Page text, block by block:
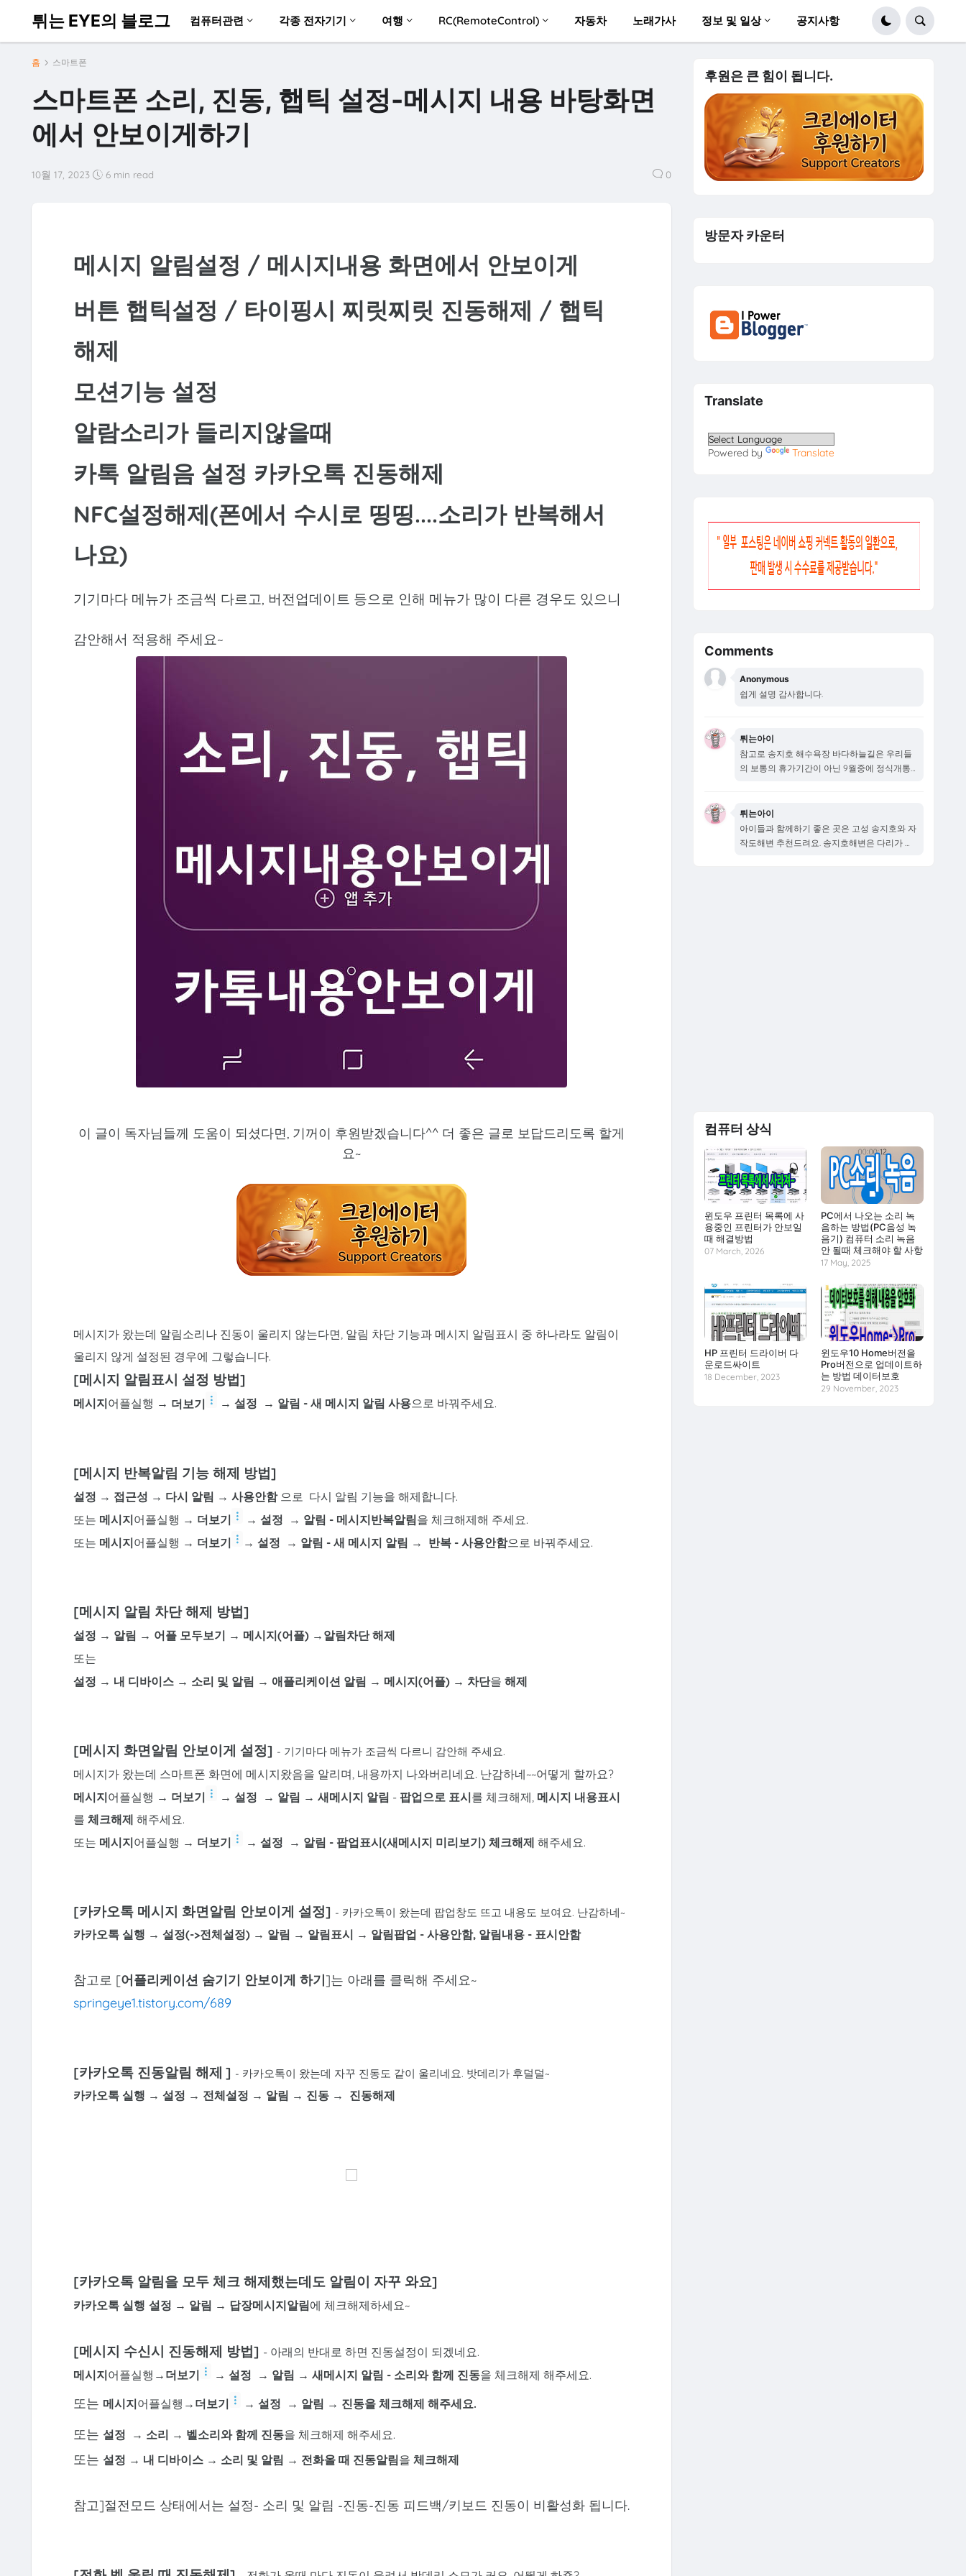
튀는 EYE의 블로그 컴퓨터관련 각종 전자기기 여행 RC(RemoteControl) 자동차 노래가사 정보 및 일상 공지사항
홈 스마트폰
스마트폰 소리, 진동, 햅틱 설정-메시지 내용 바탕화면
에서 안보이게하기
10월 17, 2023 6 min read 0
메시지 알림설정 / 메시지내용 화면에서 안보이게
버튼 햅틱설정 / 타이핑시 찌릿찌릿 진동해제 / 햅틱
해제
모션기능 설정
알람소리가 들리지않을때
카톡 알림음 설정 카카오톡 진동해제
NFC설정해제(폰에서 수시로 띵띵....소리가 반복해서
나요)
기기마다 메뉴가 조금씩 다르고, 버전업데이트 등으로 인해 메뉴가 많이 다른 경우도 있으니
감안해서 적용해 주세요~
이 글이 독자님들께 도움이 되셨다면, 기꺼이 후원받겠습니다^^ 더 좋은 글로 보답드리도록 할게
요~
메시지가 왔는데 알림소리나 진동이 울리지 않는다면, 알림 차단 기능과 메시지 알림표시 중 하나라도 알림이
울리지 않게 설정된 경우에 그렇습니다.
[메시지 알림표시 설정 방법]
메시지어플실행 → 더보기 → 설정 → 알림 - 새 메시지 알림 사용으로 바꿔주세요.
[메시지 반복알림 기능 해제 방법]
설정 → 접근성 → 다시 알림 → 사용안함 으로 다시 알림 기능을 해제합니다.
또는 메시지어플실행 → 더보기 → 설정 → 알림 - 메시지반복알림을 체크해제해 주세요.
또는 메시지어플실행 → 더보기 → 설정 → 알림 - 새 메시지 알림 → 반복 - 사용안함으로 바꿔주세요.
[메시지 알림 차단 해제 방법]
설정 → 알림 → 어플 모두보기 → 메시지(어플) →알림차단 해제
또는
설정 → 내 디바이스 → 소리 및 알림 → 애플리케이션 알림 → 메시지(어플) → 차단을 해제
[메시지 화면알림 안보이게 설정] - 기기마다 메뉴가 조금씩 다르니 감안해 주세요.
메시지가 왔는데 스마트폰 화면에 메시지왔음을 알리며, 내용까지 나와버리네요. 난감하네~~어떻게 할까요?
메시지어플실행 → 더보기 → 설정 → 알림 → 새메시지 알림 - 팝업으로 표시를 체크해제, 메시지 내용표시
를 체크해제 해주세요.
또는 메시지어플실행 → 더보기 → 설정 → 알림 - 팝업표시(새메시지 미리보기) 체크해제 해주세요.
[카카오톡 메시지 화면알림 안보이게 설정] - 카카오톡이 왔는데 팝업창도 뜨고 내용도 보여요. 난감하네~
카카오톡 실행 → 설정(->전체설정) → 알림 → 알림표시 → 알림팝업 - 사용안함, 알림내용 - 표시안함
참고로 [어플리케이션 숨기기 안보이게 하기]는 아래를 클릭해 주세요~
springeye1.tistory.com/689
[카카오톡 진동알림 해제 ] - 카카오톡이 왔는데 자꾸 진동도 같이 울리네요. 밧데리가 후덜덜~
카카오톡 실행 → 설정 → 전체설정 → 알림 → 진동 → 진동해제
[카카오톡 알림을 모두 체크 해제했는데도 알림이 자꾸 와요]
카카오톡 실행 설정 → 알림 → 답장메시지알림에 체크해제하세요~
[메시지 수신시 진동해제 방법] - 아래의 반대로 하면 진동설정이 되겠네요.
메시지어플실행 → 더보기 → 설정 → 알림 → 새메시지 알림 - 소리와 함께 진동을 체크해제 해주세요.
또는 메시지어플실행 → 더보기 → 설정 → 알림 → 진동을 체크해제 해주세요.
또는 설정 → 소리 → 벨소리와 함께 진동을 체크해제 해주세요.
또는 설정 → 내 디바이스 → 소리 및 알림 → 전화올 때 진동알림을 체크해제
참고]절전모드 상태에서는 설정- 소리 및 알림 -진동-진동 피드백/키보드 진동이 비활성화 됩니다.
후원은 큰 힘이 됩니다.
방문자 카운터
Translate
Powered by Translate
Comments
Anonymous
쉽게 설명 감사합니다.
튀는아이
참고로 송지호 해수욕장 바다하늘길은 우리들
의 보통의 휴가기간이 아닌 9월중에 정식개통
튀는아이
아이들과 함께하기 좋은 곳은 고성 송지호와 자
작도해변 추천드려요. 송지호해변은 다리가 새
컴퓨터 상식
윈도우 프린터 목록에 사
용중인 프린터가 안보일
때 해결방법
07 March, 2026
PC에서 나오는 소리 녹
음하는 방법(PC음성 녹
음기) 컴퓨터 소리 녹음
안 될때 체크해야 할 사항
17 May, 2025
HP 프린터 드라이버 다
운로드싸이트
18 December, 2023
윈도우10 Home버전을
Pro버전으로 업데이트하
는 방법 데이터보호
29 November, 2023